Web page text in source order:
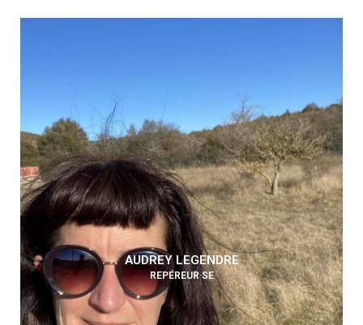
AUDREY LEGENDRE
REPÉREUR·SE